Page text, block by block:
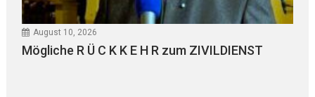
August 10, 2026
Mögliche R Ü C K K E H R zum ZIVILDIENST